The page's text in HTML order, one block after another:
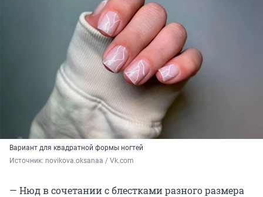
Вариант для квадратной формы ногтей
Источник: novikova.oksanaa / Vk.com
— Нюд в сочетании с блестками разного размера